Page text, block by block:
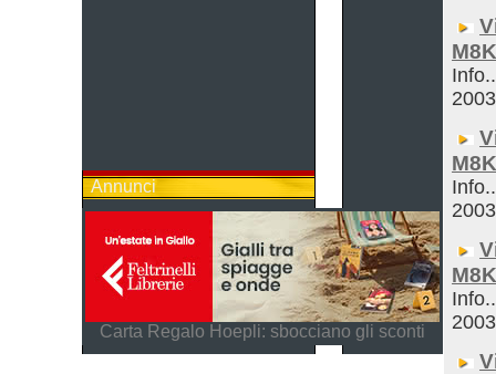
Annunci
Carta Regalo Hoepli: sbocciano gli sconti
2003
2003
2003